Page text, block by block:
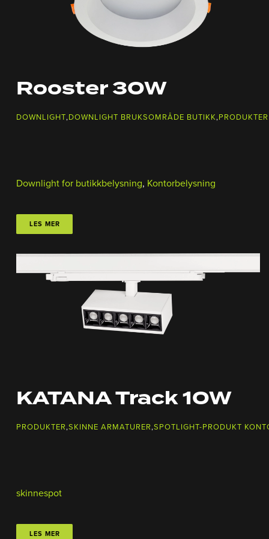
Rooster 30W
DOWNLIGHT,DOWNLIGHT BRUKSOMRÅDE BUTIKK,PRODUKTER
Downlight for butikkbelysning, Kontorbelysning
LES MER
KATANA Track 10W
PRODUKTER,SKINNE ARMATURER,SPOTLIGHT-PRODUKT
skinnespot
LES MER